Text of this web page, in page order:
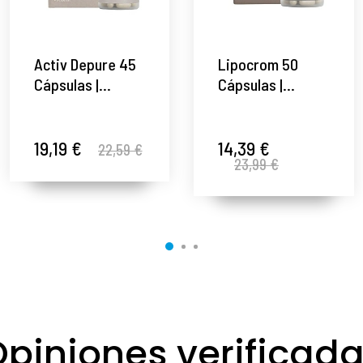
Activ Depure 45
Cápsulas |
Nutricosméticos
19,19 € 22,59 €
Lipocrom 50
Cápsulas |
Nutricosméticos
- Arôms Natur ®
14,39 €
23,99 €